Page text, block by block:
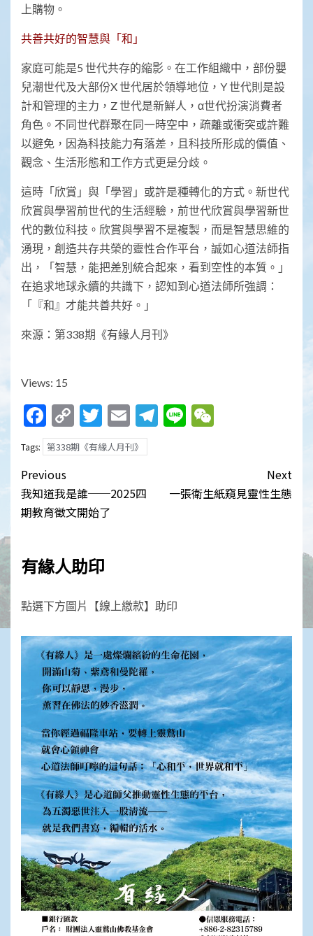
上購物。
共善共好的智慧與「和」
家庭可能是5 世代共存的縮影。在工作組織中，部份嬰
兒潮世代及大部份X 世代居於領導地位，Y 世代則是設
計和管理的主力，Z 世代是新鮮人，α世代扮演消費者
角色。不同世代群聚在同一時空中，疏離或衝突或許難
以避免，因為科技能力有落差，且科技所形成的價值、
觀念、生活形態和工作方式更是分歧。
這時「欣賞」與「學習」或許是種轉化的方式。新世代
欣賞與學習前世代的生活經驗，前世代欣賞與學習新世
代的數位科技。欣賞與學習不是複製，而是智慧思維的
湧現，創造共存共榮的靈性合作平台，誠如心道法師指
出，「智慧，能把差別統合起來，看到空性的本質。」
在追求地球永續的共識下，認知到心道法師所強調：
「『和』才能共善共好。」
來源：第338期《有緣人月刊》
Views: 15
Facebook
Copy
Link
Twitter
EmailTelegram
Line
Tags: 第338期《有緣人月刊》
Post
navigation
Previous
我知道我是誰──2025四
期教育徵文開始了
Next
一張衛生紙窺見靈性生態
有緣人助印
點選下方圖片【線上繳款】助印